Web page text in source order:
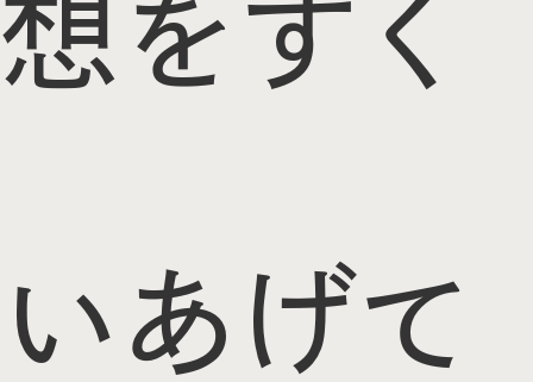
想をすく
いあげて